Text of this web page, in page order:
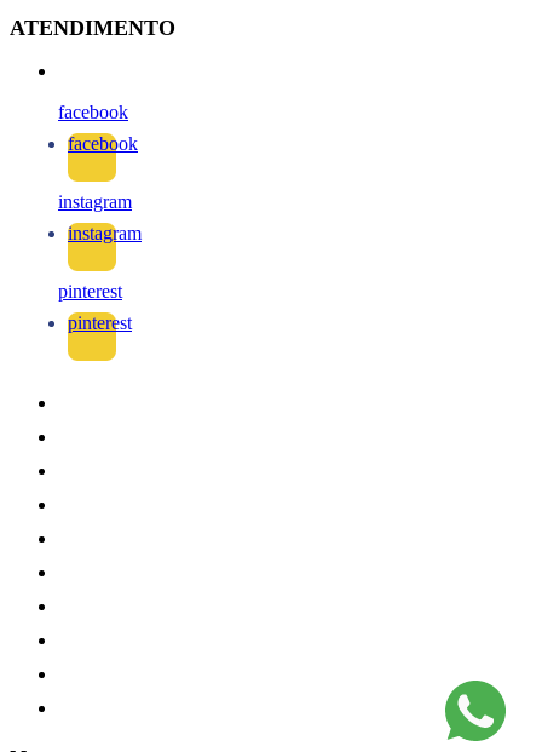
ATENDIMENTO
facebook
facebook
instagram
instagram
pinterest
pinterest